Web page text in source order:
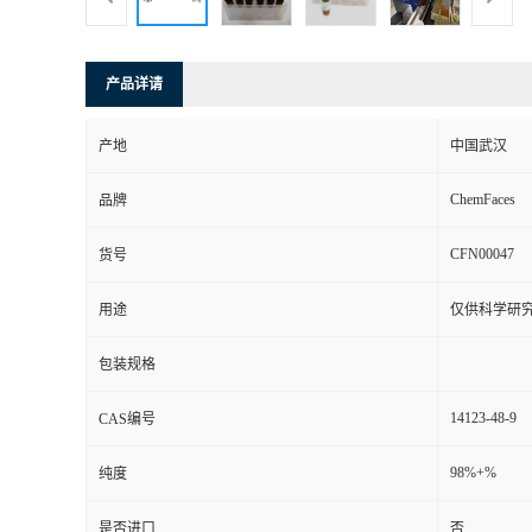
产品详请
产地 中国武汉
品牌 ChemFaces
货号 CFN00047
用途 仅供科学研
包装规格
CAS编号 14123-48-9
纯度 98%+%
是否进口 否